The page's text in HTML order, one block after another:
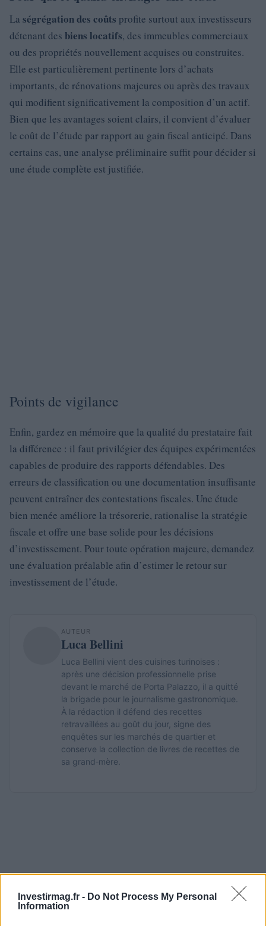
Investirmag.fr - Do Not Process My Personal
Information
La ségrégation des coûts profite surtout aux investisseurs
détenant des biens locatifs, des immeubles commerciaux
ou des propriétés nouvellement acquises ou construites.
Elle est particulièrement pertinente lors d’achats
importants, de rénovations majeures ou après des travaux
qui modifient significativement la composition d’un actif.
Bien que les avantages soient clairs, il convient d’évaluer
le coût de l’étude par rapport au gain fiscal anticipé. Dans
certains cas, une analyse préliminaire suffit pour décider si
une étude complète est justifiée.
Points de vigilance
Enfin, gardez en mémoire que la qualité du prestataire fait
la différence : il faut privilégier des équipes expérimentées
capables de produire des rapports défendables. Des
erreurs de classification ou une documentation insuffisante
peuvent entraîner des contestations fiscales. Une étude
bien menée améliore la trésorerie, rationalise la stratégie
fiscale et offre une base solide pour les décisions
d’investissement. Pour toute opération majeure, demandez
une évaluation préalable afin d’estimer le retour sur
investissement de l’étude.
AUTEUR
Luca Bellini
Luca Bellini vient des cuisines turinoises :
après une décision professionnelle prise
devant le marché de Porta Palazzo, il a quitté
la brigade pour le journalisme gastronomique.
À la rédaction il défend des recettes
retravaillées au goût du jour, signe des
enquêtes sur les marchés de quartier et
conserve la collection de livres de recettes de
sa grand‑mère.